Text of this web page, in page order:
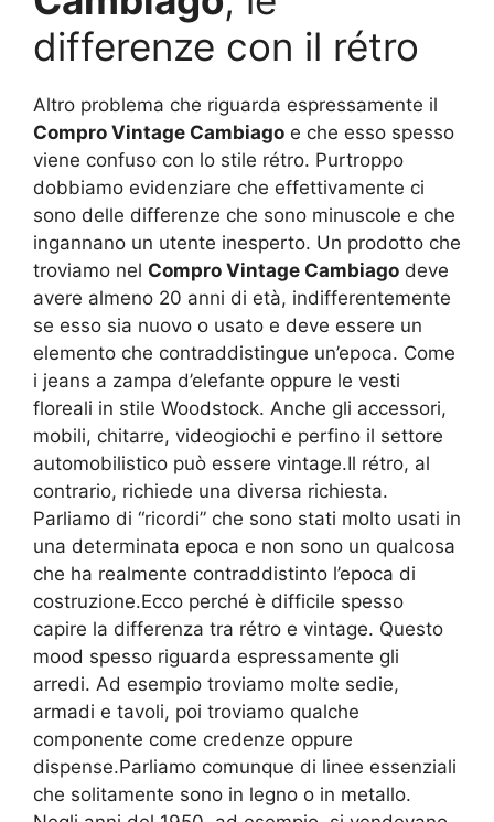
differenze con il rétro
Altro problema che riguarda espressamente il
Compro Vintage Cambiago e che esso spesso
viene confuso con lo stile rétro. Purtroppo
dobbiamo evidenziare che effettivamente ci
sono delle differenze che sono minuscole e che
ingannano un utente inesperto. Un prodotto che
troviamo nel Compro Vintage Cambiago deve
avere almeno 20 anni di età, indifferentemente
se esso sia nuovo o usato e deve essere un
elemento che contraddistingue un’epoca. Come
i jeans a zampa d’elefante oppure le vesti
floreali in stile Woodstock. Anche gli accessori,
mobili, chitarre, videogiochi e perfino il settore
automobilistico può essere vintage.Il rétro, al
contrario, richiede una diversa richiesta.
Parliamo di “ricordi” che sono stati molto usati in
una determinata epoca e non sono un qualcosa
che ha realmente contraddistinto l’epoca di
costruzione.Ecco perché è difficile spesso
capire la differenza tra rétro e vintage. Questo
mood spesso riguarda espressamente gli
arredi. Ad esempio troviamo molte sedie,
armadi e tavoli, poi troviamo qualche
componente come credenze oppure
dispense.Parliamo comunque di linee essenziali
che solitamente sono in legno o in metallo.